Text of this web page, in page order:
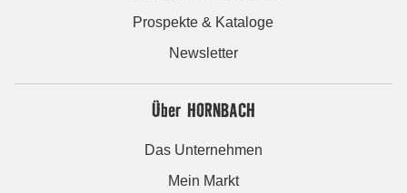
Prospekte & Kataloge
Newsletter
Über HORNBACH
Das Unternehmen
Mein Markt